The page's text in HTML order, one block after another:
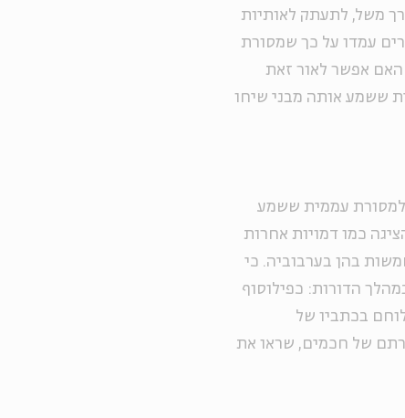
משל, לתעתק לאותיות
עמדו על כך שמסורת
האם אפשר לאור זאת
ששמע אותה מבני שיחו
למסורת עממית ששמע
כמו דמויות אחרות
בהן בערבוביה. כי
הדורות: כפילוסוף
בכתביו של
של חכמים, שראו את